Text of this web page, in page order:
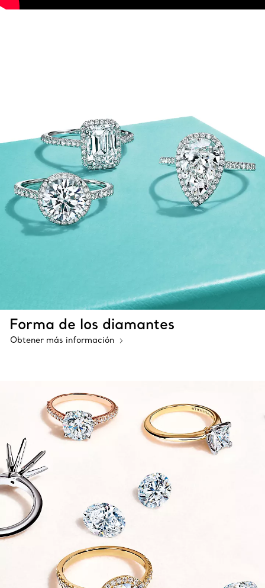
Forma de los diamantes
Obtener más información